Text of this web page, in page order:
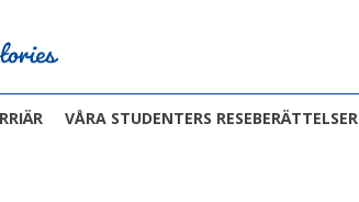
VÅRA STUDENTERS RESEBERÄTTELSER